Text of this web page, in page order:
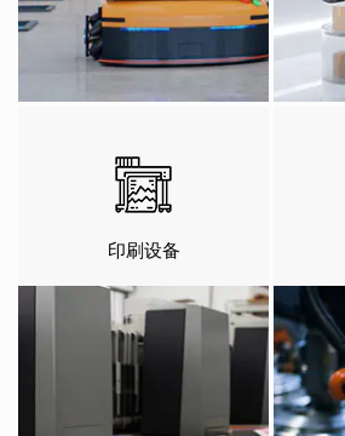
印刷设备